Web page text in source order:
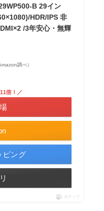
B 29イン
HDR/IPS 非
/3年安心・無輝
調べ）
倍！／
ピング
ポチップ